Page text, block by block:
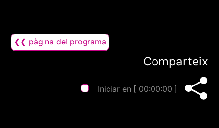
❮❮ pàgina del programa
Comparteix
Iniciar en [ 00:00:00 ]